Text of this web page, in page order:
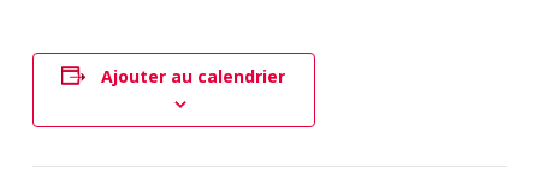
Ajouter au calendrier